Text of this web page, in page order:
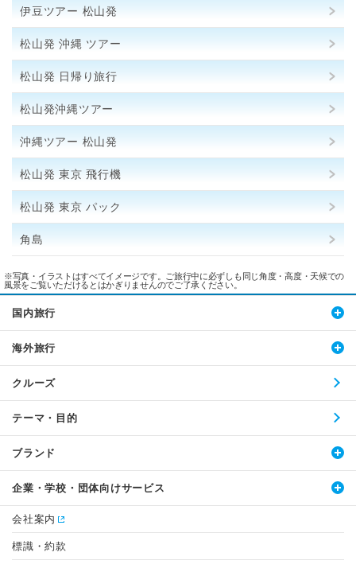
伊豆ツアー 松山発
松山発 沖縄 ツアー
松山発 日帰り旅行
松山発沖縄ツアー
沖縄ツアー 松山発
松山発 東京 飛行機
松山発 東京 パック
角島
※写真・イラストはすべてイメージです。ご旅行中に必ずしも同じ角度・高度・天候での
風景をご覧いただけるとはかぎりませんのでご了承ください。
国内旅行
海外旅行
クルーズ
テーマ・目的
ブランド
企業・学校・団体向けサービス
会社案内
標識・約款